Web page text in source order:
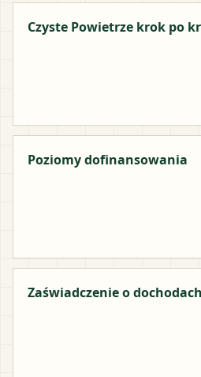
Czyste Powietrze krok po
Poziomy dofinansowania
Zaświadczenie o dochodach